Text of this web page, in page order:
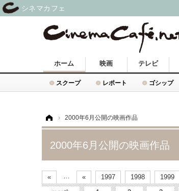
ホーム
スクープ レポート ゴシップ
映画 テレビ
› 2000年6月公開の映画作品
2000年6月公開の映画作品
« … « 1997 1998 1999
シネマカフェ